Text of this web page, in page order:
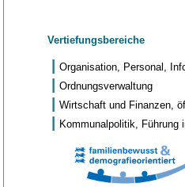
Vertiefungsbereiche
Organisation, Personal,
Ordnungsverwaltung
Wirtschaft und Finanzen,
Kommunalpolitik, Führung